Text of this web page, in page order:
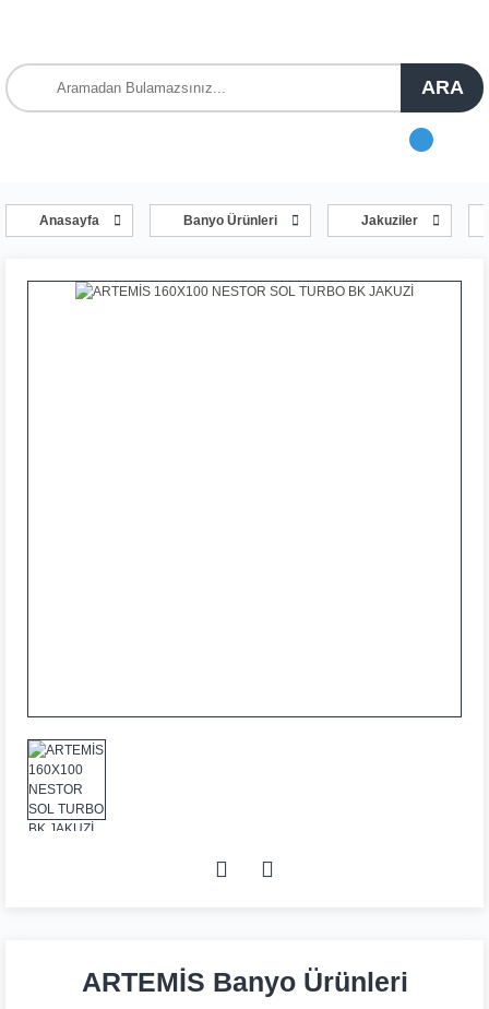
ARA
Anasayfa Banyo Ürünleri Jakuziler
ARTEMİS Banyo Ürünleri